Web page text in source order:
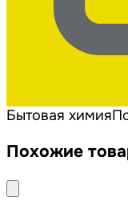
Бытовая химия
Похожие